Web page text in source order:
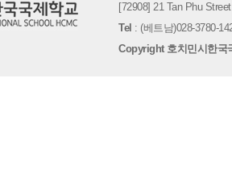
[72908] 21 Tan Phu
Tel : (베트남)028-3780-
Copyright 호치민시한국